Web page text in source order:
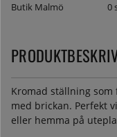
Butik Malmö
0
Kromad ställning
med brickan. Perfekt
eller hemma på